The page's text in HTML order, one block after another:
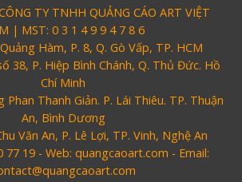
TY TNHH QUẢNG CÁO ART VIỆT
| MST: 0 3 1 4 9 9 4 7 8 6
Hàm, P. 8, Q. Gò Vấp, TP. HCM
38, P. Hiệp Bình Chánh, Q. Thủ Đức. Hồ
Chí Minh
Phan Thanh Giản. P. Lái Thiêu. TP. Thuận
An, Bình Dương
Văn An, P. Lê Lợi, TP. Vinh, Nghệ An
77 19 - Web: quangcaoart.com - Email: